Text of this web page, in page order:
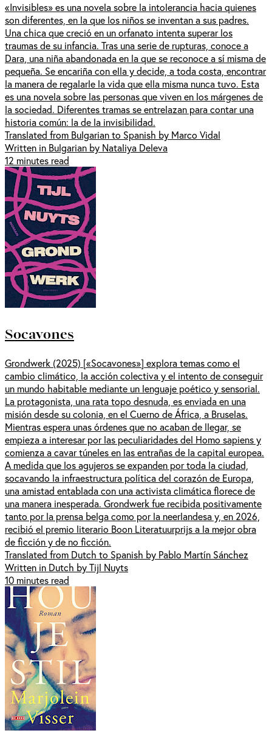
«Invisibles» es una novela sobre la intolerancia hacia quienes
son diferentes, en la que los niños se inventan a sus padres.
Una chica que creció en un orfanato intenta superar los
traumas de su infancia. Tras una serie de rupturas, conoce a
Dara, una niña abandonada en la que se reconoce a sí misma de
pequeña. Se encariña con ella y decide, a toda costa, encontrar
la manera de regalarle la vida que ella misma nunca tuvo. Esta
es una novela sobre las personas que viven en los márgenes de
la sociedad. Diferentes tramas se entrelazan para contar una
historia común: la de la invisibilidad.
Translated from Bulgarian to Spanish by Marco Vidal
Written in Bulgarian by Nataliya Deleva
12 minutes read
Socavones
Grondwerk (2025) [«Socavones»] explora temas como el
cambio climático, la acción colectiva y el intento de conseguir
un mundo habitable mediante un lenguaje poético y sensorial.
La protagonista, una rata topo desnuda, es enviada en una
misión desde su colonia, en el Cuerno de África, a Bruselas.
Mientras espera unas órdenes que no acaban de llegar, se
empieza a interesar por las peculiaridades del Homo sapiens y
comienza a cavar túneles en las entrañas de la capital europea.
A medida que los agujeros se expanden por toda la ciudad,
socavando la infraestructura política del corazón de Europa,
una amistad entablada con una activista climática florece de
una manera inesperada. Grondwerk fue recibida positivamente
tanto por la prensa belga como por la neerlandesa y, en 2026,
recibió el premio literario Boon Literatuurprijs a la mejor obra
de ficción y de no ficción.
Translated from Dutch to Spanish by Pablo Martín Sánchez
Written in Dutch by Tijl Nuyts
10 minutes read